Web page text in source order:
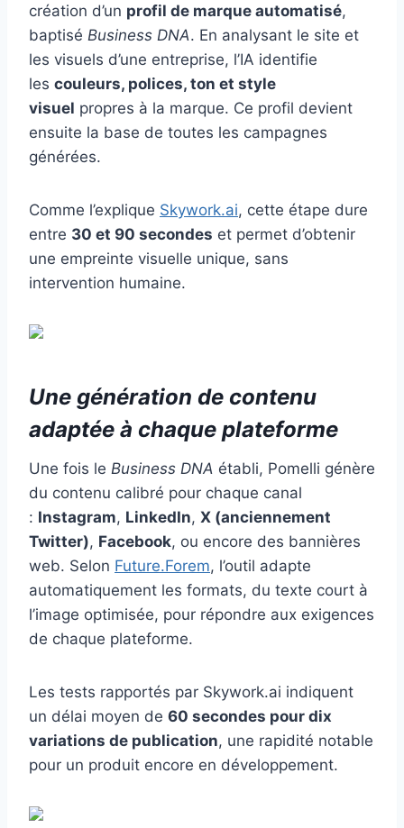
création d’un profil de marque automatisé,
baptisé Business DNA. En analysant le site et
les visuels d’une entreprise, l’IA identifie
les couleurs, polices, ton et style
visuel propres à la marque. Ce profil devient
ensuite la base de toutes les campagnes
générées.
Comme l’explique Skywork.ai, cette étape dure
entre 30 et 90 secondes et permet d’obtenir
une empreinte visuelle unique, sans
intervention humaine.
Une génération de contenu
adaptée à chaque plateforme
Une fois le Business DNA établi, Pomelli génère
du contenu calibré pour chaque canal
: Instagram, LinkedIn, X (anciennement
Twitter), Facebook, ou encore des bannières
web. Selon Future.Forem, l’outil adapte
automatiquement les formats, du texte court à
l’image optimisée, pour répondre aux exigences
de chaque plateforme.
Les tests rapportés par Skywork.ai indiquent
un délai moyen de 60 secondes pour dix
variations de publication, une rapidité notable
pour un produit encore en développement.